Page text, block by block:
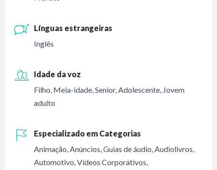
Línguas estrangeiras
Inglês
Idade da voz
Filho, Meia-idade,Senior,Adolescente, Jovem
adulto
Especializado em Categorias
Animação,Anúncios,Guias de áudio,Audiolivros,
Automotivo,Vídeos Corporativos,